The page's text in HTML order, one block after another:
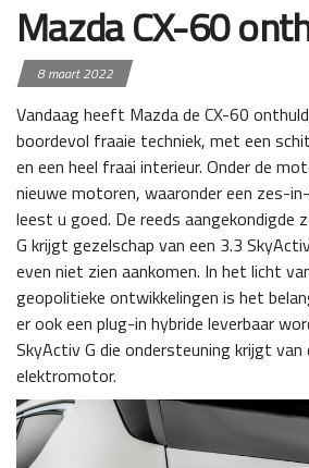
Mazda CX-60
8 maart 2022
Vandaag heeft Mazda de CX-60
boordevol fraaie techniek, met een
en een heel fraai interieur. Onder de
nieuwe motoren, waaronder een zes-
leest u goed. De reeds aangekondigde
G krijgt gezelschap van een 3.3
even niet zien aankomen. In het licht
geopolitieke ontwikkelingen is het
er ook een plug-in hybride leverbaar
SkyActiv G die ondersteuning krijgt
elektromotor.